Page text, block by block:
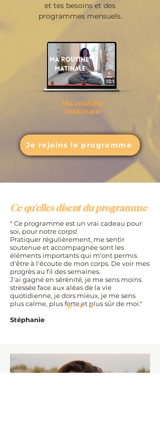
et tes besoins et des
programmes mensuels.
Ma routine
matinale
Je rejoins le programme
Ce qu'elles disent du programme
" Ce programme est un vrai cadeau pour
soi, pour notre corps!
Pratiquer régulièrement, me sentir
soutenue et accompagnée sont les
éléments importants qui m'ont permis
d'être à l'écoute de mon corps. De voir mes
progrès au fil des semaines.
J'ai gagné en sérénité, je me sens moins
stressée face aux aléas de la vie
quotidienne, je dors mieux, je me sens
plus calme, plus forte et plus sûr de moi."
Stéphanie